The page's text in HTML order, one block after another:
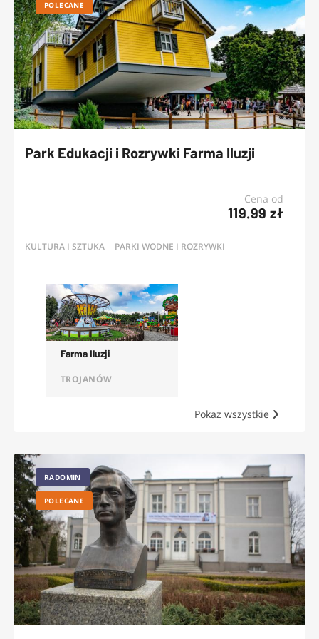
POLECANE
Park Edukacji i Rozrywki Farma Iluzji
Cena od
119.99 zł
KULTURA I SZTUKA PARKI WODNE I ROZRYWKI
Farma Iluzji
TROJANÓW
Pokaż wszystkie
RADOMIN
POLECANE